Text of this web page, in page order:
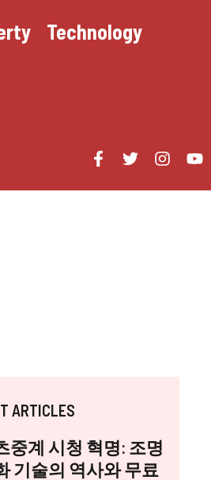
Technology
ARTICLES
중계 시청 혁명: 조명
기술의 역사와 무료